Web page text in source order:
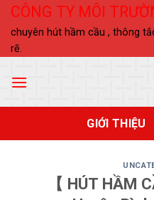
Skip
content
CÔNG TY MÔI
chuyên hút hầm cầu , thông
rẽ.
GIỚI THIỆU
【 HÚT HẦM